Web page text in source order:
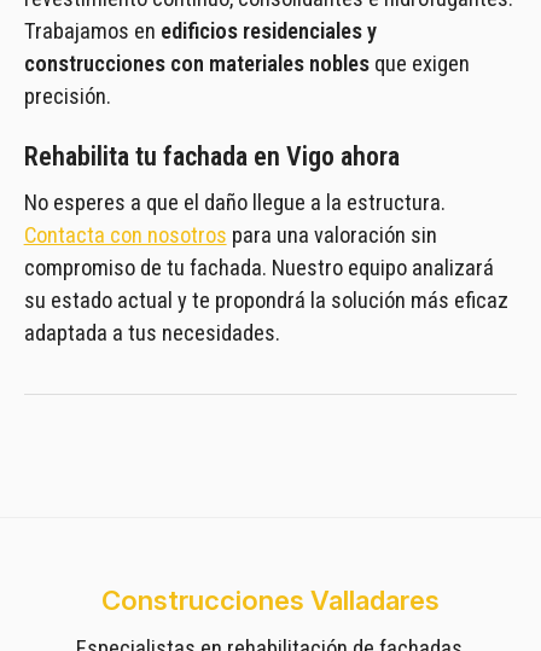
Trabajamos en edificios residenciales y
construcciones con materiales noblesque exigen
precisión.
Rehabilita tu fachada en Vigo ahora
No esperes a que el daño llegue a la estructura.
Contacta con nosotros para una valoración sin
compromiso de tu fachada. Nuestro equipo analizará
su estado actual y te propondrá la solución más eficaz
adaptada a tus necesidades.
Construcciones Valladares